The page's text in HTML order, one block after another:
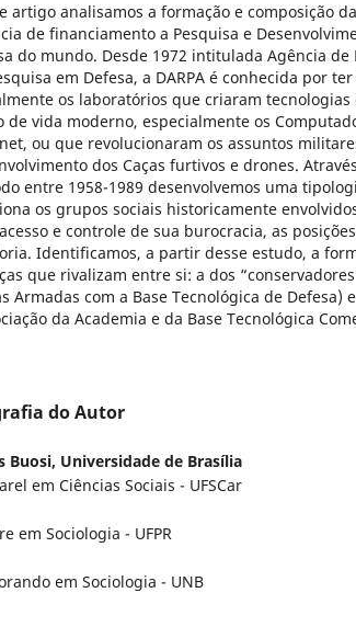
artigo analisamos a formação e composição
de financiamento a Pesquisa e
do mundo. Desde 1972 intitulada Agência de
em Defesa, a DARPA é conhecida por
os laboratórios que criaram tecnologias
de vida moderno, especialmente os
ou que revolucionaram os assuntos
dos Caças furtivos e drones.
entre 1958-1989 desenvolvemos uma
os grupos sociais historicamente
e controle de sua burocracia, as
Identificamos, a partir desse estudo, a
que rivalizam entre si: a dos
Armadas com a Base Tecnológica de Defesa)
da Academia e da Base Tecnológica
do Autor
Buosi, Universidade de Brasília
em Ciências Sociais - UFSCar
em Sociologia - UFPR
em Sociologia - UNB